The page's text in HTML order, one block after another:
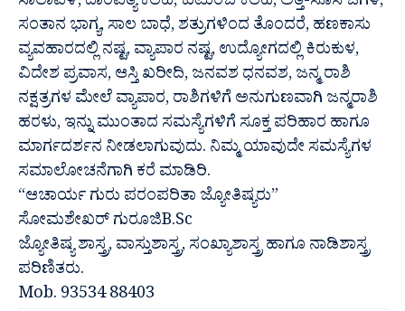
ಸಂತಾನ ಭಾಗ್ಯ, ಸಾಲ ಬಾಧೆ, ಶತ್ರುಗಳಿಂದ ತೊಂದರೆ, ಹಣಕಾಸು
ವ್ಯವಹಾರದಲ್ಲಿ ನಷ್ಟ, ವ್ಯಾಪಾರ ನಷ್ಟ, ಉದ್ಯೋಗದಲ್ಲಿ ಕಿರುಕುಳ,
ವಿದೇಶ ಪ್ರವಾಸ, ಆಸ್ತಿ ಖರೀದಿ, ಜನವಶ ಧನವಶ, ಜನ್ಮ ರಾಶಿ
ನಕ್ಷತ್ರಗಳ ಮೇಲೆ ವ್ಯಾಪಾರ, ರಾಶಿಗಳಿಗೆ ಅನುಗುಣವಾಗಿ ಜನ್ಮರಾಶಿ
ಹರಳು, ಇನ್ನು ಮುಂತಾದ ಸಮಸ್ಯೆಗಳಿಗೆ ಸೂಕ್ತ ಪರಿಹಾರ ಹಾಗೂ
ಮಾರ್ಗದರ್ಶನ ನೀಡಲಾಗುವುದು. ನಿಮ್ಮ ಯಾವುದೇ ಸಮಸ್ಯೆಗಳ
ಸಮಾಲೋಚನೆಗಾಗಿ ಕರೆ ಮಾಡಿರಿ.
“ಆಚಾರ್ಯ ಗುರು ಪರಂಪರಿತಾ ಜ್ಯೋತಿಷ್ಯರು”
ಸೋಮಶೇಖರ್ ಗುರೂಜಿB.Sc
ಜ್ಯೋತಿಷ್ಯ ಶಾಸ್ತ್ರ, ವಾಸ್ತುಶಾಸ್ತ್ರ, ಸಂಖ್ಯಾಶಾಸ್ತ್ರ ಹಾಗೂ ನಾಡಿಶಾಸ್ತ್ರ
ಪರಿಣಿತರು.
Mob. 93534 88403